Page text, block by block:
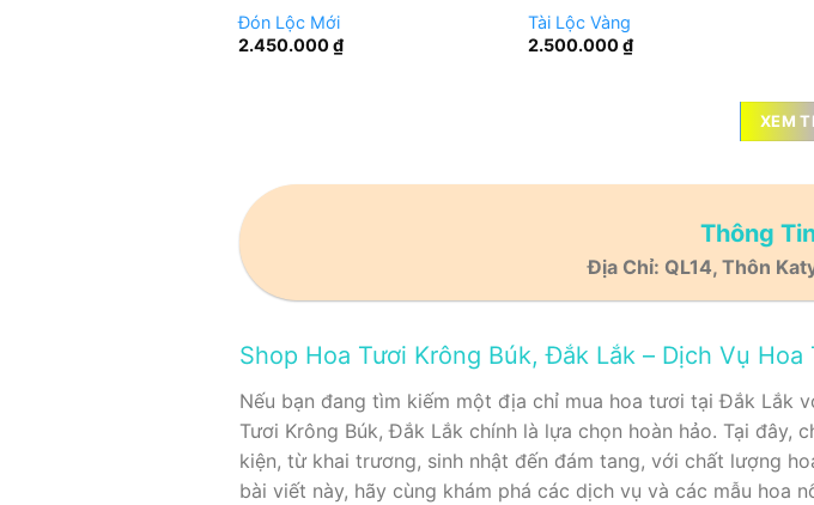
Đón Lộc Mới
2.450.000₫
Tài Lộc Vàng
2.500.000₫
XEM
Thông
Địa Chỉ: QL14, Thôn
Shop Hoa Tươi Krông Búk, Đắk Lắk – Dịch Vụ
Nếu bạn đang tìm kiếm một địa chỉ mua hoa tươi tại Đắk Lắk
Tươi Krông Búk, Đắk Lắk chính là lựa chọn hoàn hảo. Tại
kiện, từ khai trương, sinh nhật đến đám tang, với chất lượng
bài viết này, hãy cùng khám phá các dịch vụ và các mẫu hoa